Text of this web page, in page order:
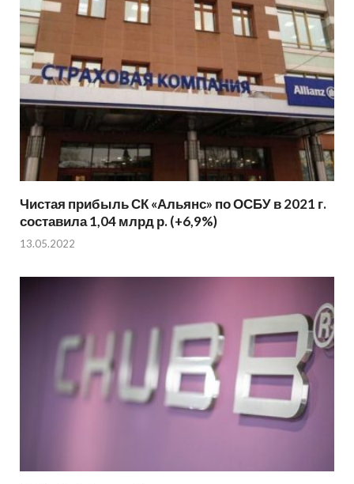
Чистая прибыль СК «Альянс» по ОСБУ в 2021 г.
составила 1,04 млрд р. (+6,9%)
13.05.2022